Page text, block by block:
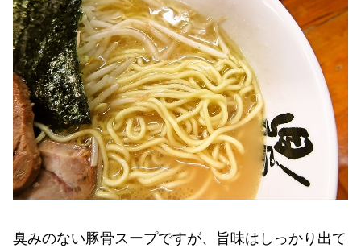
臭みのない豚骨スープですが、旨味はしっかり出て